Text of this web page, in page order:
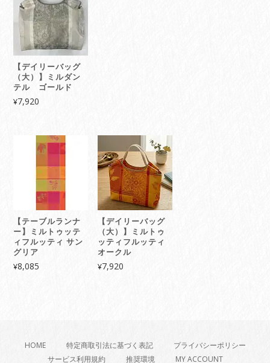
【デイリーバッグ
（大）】ミルダン
テル ゴールド
¥7,920
【テーブルランナ
ー】ミルトゥッテ
ィフルッティ サン
グリア
¥8,085
【デイリーバッグ
（大）】ミルトゥ
ッティフルッティ
オークル
¥7,920
HOME 特定商取引法に基づく表記
プライバシーポリシー
サービス利用規約
推奨環境 MY ACCOUNT